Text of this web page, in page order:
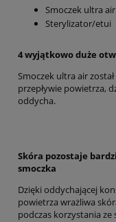
Smoczek ultra
Sterylizator/etui
4 wyjątkowo duże
Smoczek ultra air
przepływie powietrza,
oddycha.
Skóra pozostaje
smoczka
Dzięki oddychającej
powietrza wrażliwa
podczas korzystania ze